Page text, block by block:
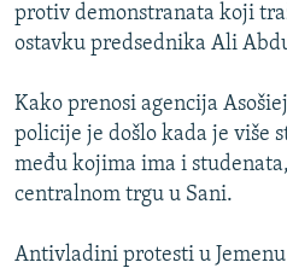
INFOGRAFIKE
KINA NA BALKANU
ISPRIČAJ MI
DNEVNO@RSE
SPECIJALI RSE
VIŠE OD NASLOVA
protiv demonstranata koji
ostavku predsednika Ali
Kako prenosi agencija
policije je došlo kada je više
među kojima ima i
centralnom trgu u Sani.
Antivladini protesti u